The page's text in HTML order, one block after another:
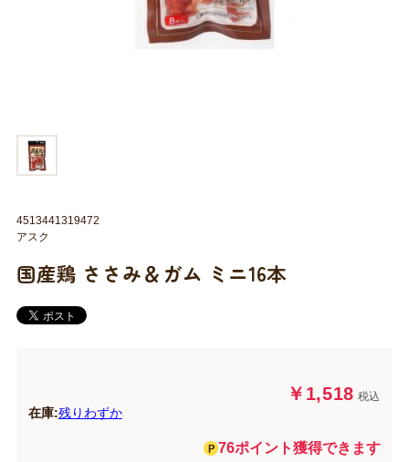
国産鶏 ささみ＆ガム ミニ16本
￥1,518 税込
在庫:残りわずか
76ポイント獲得できます
4513441319472
アスク